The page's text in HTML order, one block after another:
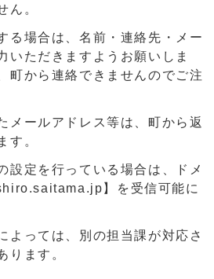
ん。
る場合は、名前・連絡先・メー
いただきますようお願いしま
町から連絡できませんのでご注
メールアドレス等は、町から返
す。
設定を行っている場合は、ドメ
】を受信可能に
よっては、別の担当課が対応さ
ります。